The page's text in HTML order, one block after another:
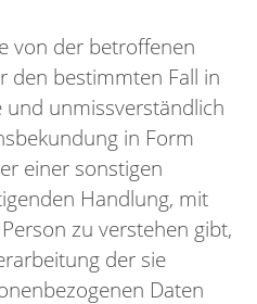
von der betroffenen
den bestimmten Fall in
unmissverständlich
in Form
einer sonstigen
Handlung, mit
zu verstehen gibt,
der sie
Daten